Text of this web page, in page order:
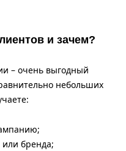
и зачем?
– очень выгодный
небольших
бренда;